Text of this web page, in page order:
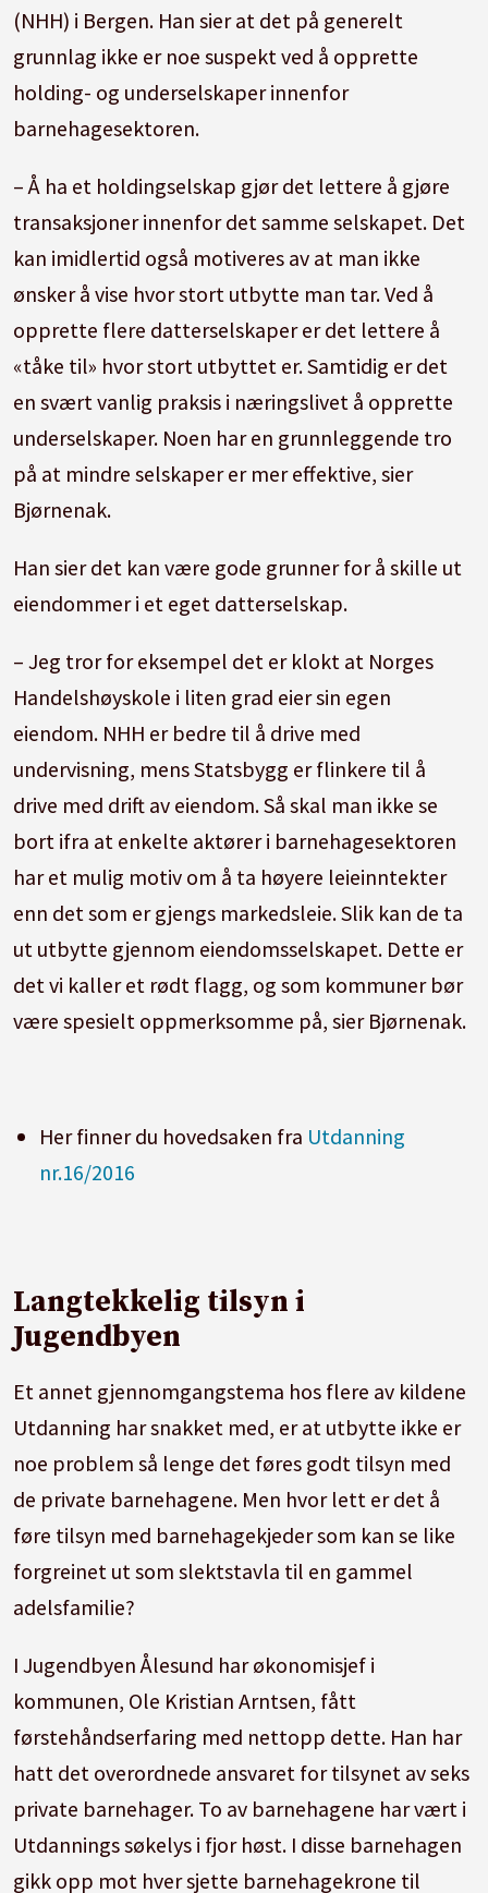
(NHH) i Bergen. Han sier at det på generelt
grunnlag ikke er noe suspekt ved å opprette
holding- og underselskaper innenfor
barnehagesektoren.
– Å ha et holdingselskap gjør det lettere å gjøre
transaksjoner innenfor det samme selskapet. Det
kan imidlertid også motiveres av at man ikke
ønsker å vise hvor stort utbytte man tar. Ved å
opprette flere datterselskaper er det lettere å
«tåke til» hvor stort utbyttet er. Samtidig er det
en svært vanlig praksis i næringslivet å opprette
underselskaper. Noen har en grunnleggende tro
på at mindre selskaper er mer effektive, sier
Bjørnenak.
Han sier det kan være gode grunner for å skille ut
eiendommer i et eget datterselskap.
– Jeg tror for eksempel det er klokt at Norges
Handelshøyskole i liten grad eier sin egen
eiendom. NHH er bedre til å drive med
undervisning, mens Statsbygg er flinkere til å
drive med drift av eiendom. Så skal man ikke se
bort ifra at enkelte aktører i barnehagesektoren
har et mulig motiv om å ta høyere leieinntekter
enn det som er gjengs markedsleie. Slik kan de ta
ut utbytte gjennom eiendomsselskapet. Dette er
det vi kaller et rødt flagg, og som kommuner bør
være spesielt oppmerksomme på, sier Bjørnenak.
Her finner du hovedsaken fra Utdanning
nr.16/2016
Langtekkelig tilsyn i
Jugendbyen
Et annet gjennomgangstema hos flere av kildene
Utdanning har snakket med, er at utbytte ikke er
noe problem så lenge det føres godt tilsyn med
de private barnehagene. Men hvor lett er det å
føre tilsyn med barnehagekjeder som kan se like
forgreinet ut som slektstavla til en gammel
adelsfamilie?
I Jugendbyen Ålesund har økonomisjef i
kommunen, Ole Kristian Arntsen, fått
førstehåndserfaring med nettopp dette. Han har
hatt det overordnede ansvaret for tilsynet av seks
private barnehager. To av barnehagene har vært i
Utdannings søkelys i fjor høst. I disse barnehagen
gikk opp mot hver sjette barnehagekrone til